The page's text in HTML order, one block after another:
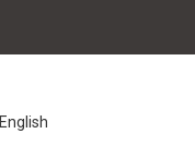
English